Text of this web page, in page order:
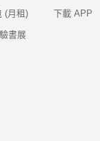
(月租)
書展
下載 APP